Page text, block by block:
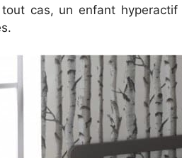
cas, un enfant